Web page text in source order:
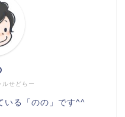
ルせどらー
いる「のの」です^^